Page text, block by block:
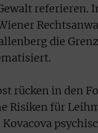
referieren.
die
rücken in den
Risiken für